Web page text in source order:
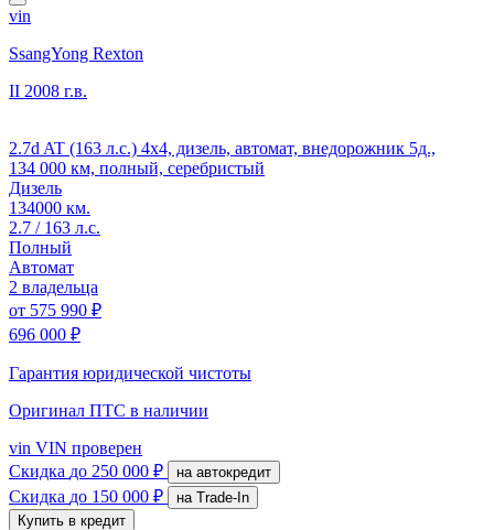
vin
SsangYong Rexton
II 2008 г.в.
2.7d AT (163 л.с.) 4x4, дизель, автомат, внедорожник 5д.,
134 000 км, полный, серебристый
Дизель
134000 км.
2.7 / 163 л.с.
Полный
Автомат
2 владельца
от 575 990 ₽
696 000 ₽
Гарантия юридической чистоты
Оригинал ПТС в наличии
vin VIN проверен
Скидка до 250 000 ₽ на автокредит
Скидка до 150 000 ₽
на Trade-In
Купить в кредит